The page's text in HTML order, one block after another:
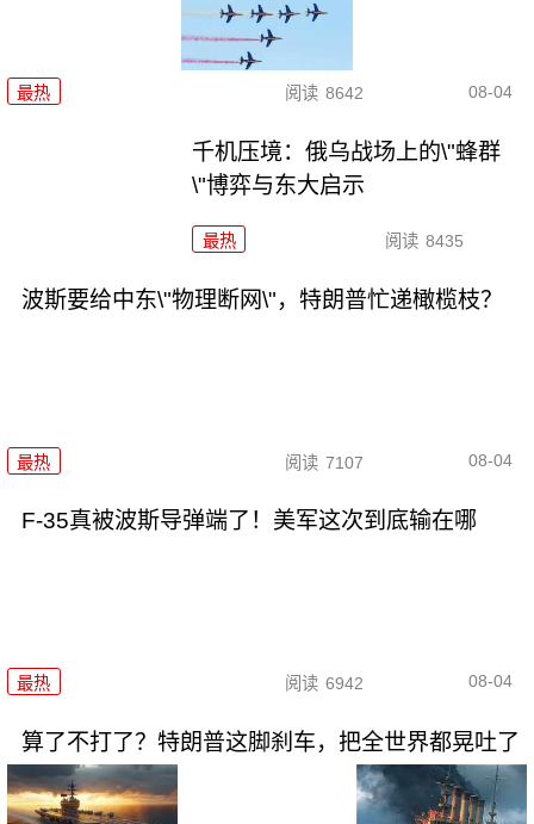
最热 阅读 8642 08-04
千机压境：俄乌战场上的\"蜂群
\"博弈与东大启示
最热 阅读 8435
波斯要给中东\"物理断网\"，特朗普忙递橄榄枝？
最热 阅读 7107 08-04
F-35真被波斯导弹端了！美军这次到底输在哪
最热 阅读 6942 08-04
算了不打了？特朗普这脚刹车，把全世界都晃吐了